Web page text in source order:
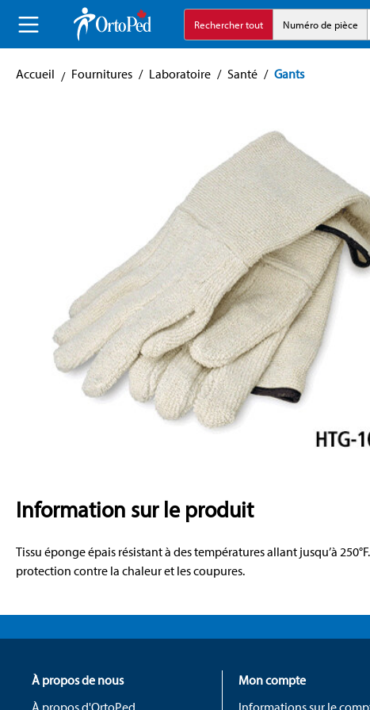
Aller à la navigation principaleRechercher tout Numéro de pièce
Accueil Fournitures / Laboratoire / Santé / Gants
Information sur le produit
Tissu éponge épais résistant à des températures allant jusqu’à
protection contre la chaleur et les coupures.
À propos de nous
Mon compte